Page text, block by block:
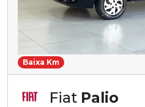
Baixa Km
Fiat Palio